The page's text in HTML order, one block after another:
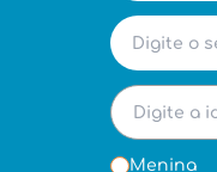
Menina